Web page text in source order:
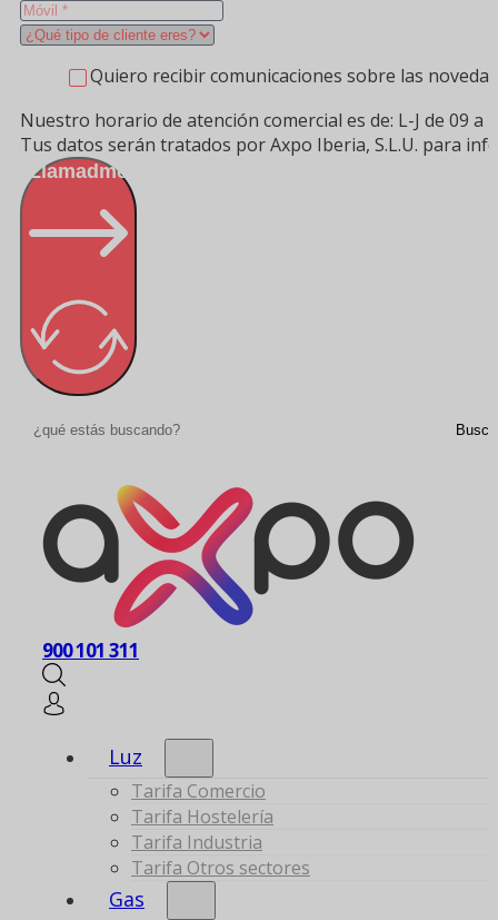
Quiero recibir comunicaciones sobre las
Nuestro horario de atención comercial es de: L-J de 09 a
Tus datos serán tratados por Axpo Iberia, S.L.U. para
Llamadme
900 101 311
Luz
Tarifa Comercio
Tarifa Hostelería
Tarifa Industria
Tarifa Otros sectores
Gas